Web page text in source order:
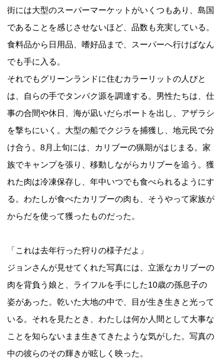
街には大型のスーパーマーケットがいくつもあり、島国
であることを感じさせないほど、品数も充実している。
食料品から日用品、嗜好品まで、スーパーへ行けばなん
でも手に入る。
それでもグリーンランドに住むカラーリットの人びと
は、自らの手でタンパク源を調達する。男性たちは、仕
事の合間や休日、海が凪いだらボートを出し、アザラシ
を撃ちにいく。大型の船でクジラを捕獲し、地元民で分
け合う。8月上旬には、カリブーの猟期がはじまる。家
族でキャンプを張り、移動しながらカリブーを追う。獲
れた肉は冷凍保存し、年中いつでも食べられるようにす
る。わたしが食べたカリブーの肉も、そうやって家族が
からだを使って獲ったものだった。
「これは去年行った狩りの様子だよ」
ジョンさんが見せてくれた写真には、立派なカリブーの
肉を背負う娘と、ライフルを手にした10歳の孫息子の
姿があった。乾いた大地の中で、目が生き生きと光って
いる。それを見たとき、わたしは何か人間として大事な
ことを知らないまま生きてきたような気がした。写真の
中の彼らのその輝きが眩しく映った。